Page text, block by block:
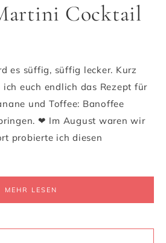
Cocktail
es süffig, süffig lecker. Kurz
euch endlich das Rezept für
und Toffee: Banoffee
❤ Im August waren wir
probierte ich diesen
MEHR LESEN